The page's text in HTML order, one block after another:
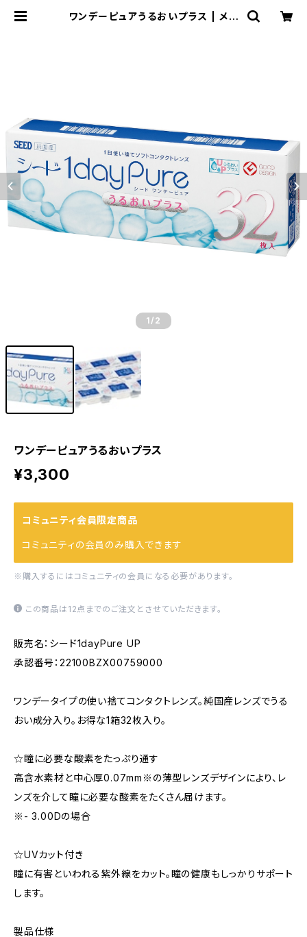
ワンデーピュアうるおいプラス | メガ
1 /2
ワンデーピュアうるおいプラス
¥3,300
コミュニティ会員限定商品
コミュニティの会員のみ購入できます
※購入するにはコミュニティの会員になる必要があります。
この商品は12点までのご注文とさせていただきます。
販売名：シード1dayPure UP
承認番号：22100BZX00759000
ワンデータイプの使い捨てコンタクトレンズ。純国産レンズでうる
おい成分入り。お得な1箱32枚入り。
☆瞳に必要な酸素をたっぷり通す
高含水素材と中心厚0.07mm※の薄型レンズデザインにより、レ
ンズを介して瞳に必要な酸素をたくさん届けます。
※- 3.00Dの場合
☆UVカット付き
瞳に有害といわれる紫外線をカット。瞳の健康もしっかりサポート
します。
製品仕様